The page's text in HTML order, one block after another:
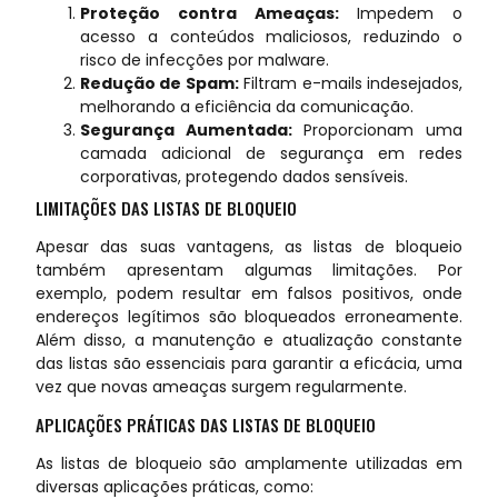
Proteção contra Ameaças:Impedem o
acesso a conteúdos maliciosos, reduzindo o
risco de infecções por malware.
Redução de Spam:Filtram e-mails indesejados,
melhorando a eficiência da comunicação.
Segurança Aumentada:Proporcionam uma
camada adicional de segurança em redes
corporativas, protegendo dados sensíveis.
LIMITAÇÕES DAS LISTAS DE BLOQUEIO
Apesar das suas vantagens, as listas de bloqueio
também apresentam algumas limitações. Por
exemplo, podem resultar em falsos positivos, onde
endereços legítimos são bloqueados erroneamente.
Além disso, a manutenção e atualização constante
das listas são essenciais para garantir a eficácia, uma
vez que novas ameaças surgem regularmente.
APLICAÇÕES PRÁTICAS DAS LISTAS DE BLOQUEIO
As listas de bloqueio são amplamente utilizadas em
diversas aplicações práticas, como: